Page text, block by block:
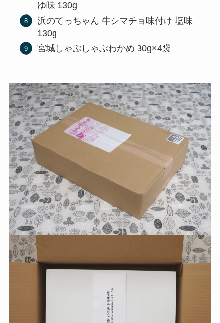
ゆ味 130g
浜のてっちゃん 牛シマチョ味付け 塩味
130g
宮城しゃぶしゃぶわかめ 30g×4袋